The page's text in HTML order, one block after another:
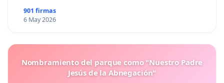
901 firmas
6 May 2026
Nombramiento del parque como "Nuestro Padre
Jesús de la Abnegación"